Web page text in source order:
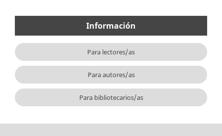
Información
Para lectores/as
Para autores/as
Para bibliotecarios/as